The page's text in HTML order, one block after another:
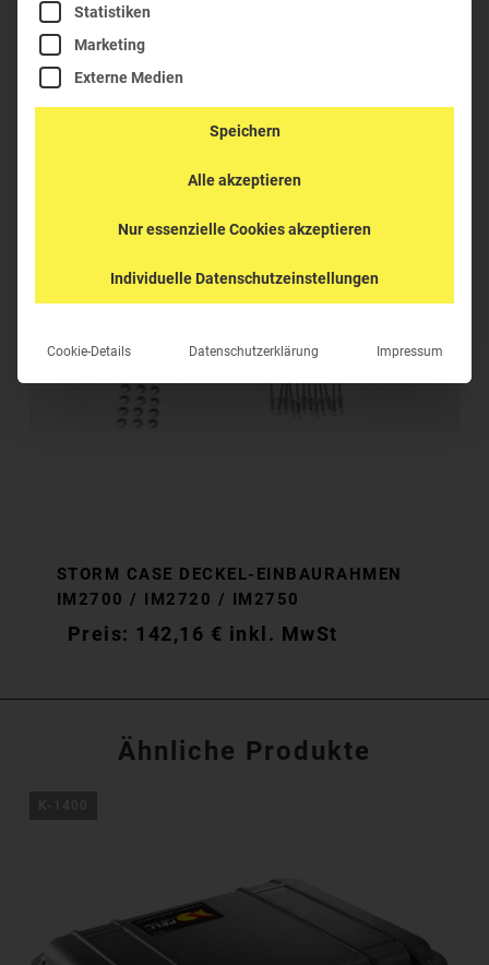
STORM CASE DECKEL-EINBAURAHMEN
IM2700 / IM2720 / IM2750
142,16 € inkl. MwSt
K-iM27xxBL
Ähnliche Produkte
Statistiken
Marketing
Externe Medien
Speichern
Alle akzeptieren
Nur essenzielle Cookies akzeptieren
Individuelle Datenschutzeinstellungen
Cookie-Details Datenschutzerklärung Impressum